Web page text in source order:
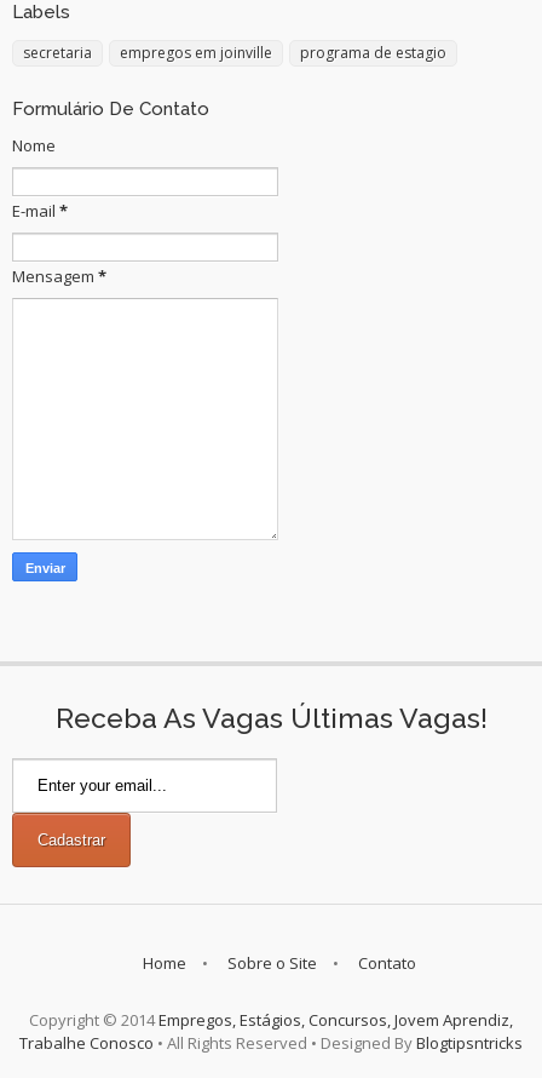
Labels
secretaria empregos em joinville programa de estagio
Formulário De Contato
Nome
E-mail *
Mensagem *
Receba As Vagas Últimas Vagas!
Home Sobre o Site Contato
Copyright © 2014Empregos, Estágios, Concursos, Jovem Aprendiz,
Trabalhe Conosco • All Rights Reserved • Designed ByBlogtipsntricks